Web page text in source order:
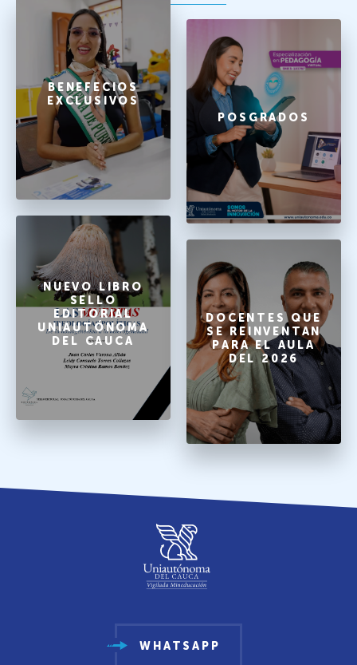
BENEFECIOS
EXCLUSIVOS
POSGRADOS
NUEVO LIBRO
SELLO
EDITORIAL
UNIAUTÓNOMA
DEL CAUCA
DOCENTES QUE
SE REINVENTAN
PARA EL AULA
DEL 2026
WHATSAPP